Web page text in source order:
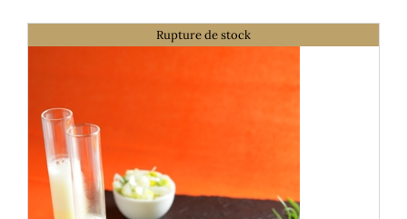
Rupture de stock